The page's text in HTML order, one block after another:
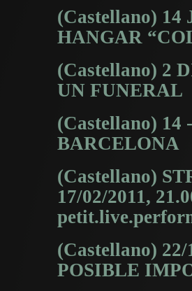
(Castellano)
HANGAR
(Castellano) 2
UN FUNERAL
(Castellano)
BARCELONA
(Castellano)
17/02/2011,
(Castellano)
POSIBLE